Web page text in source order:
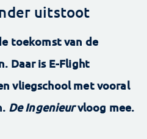
uitstoot
toekomst van de
Daar is E-Flight
vliegschool met vooral
De Ingenieurvloog mee.